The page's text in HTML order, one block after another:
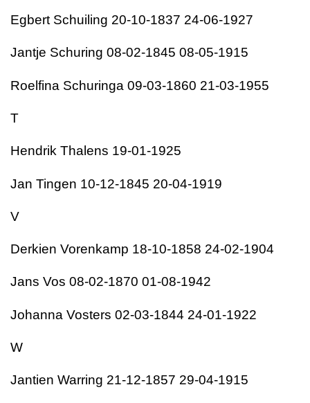
Egbert Schuiling 20-10-1837 24-06-1927
Jantje Schuring 08-02-1845 08-05-1915
Roelfina Schuringa 09-03-1860 21-03-1955
T
Hendrik Thalens 19-01-1925
Jan Tingen 10-12-1845 20-04-1919
V
Derkien Vorenkamp 18-10-1858 24-02-1904
Jans Vos 08-02-1870 01-08-1942
Johanna Vosters 02-03-1844 24-01-1922
W
Jantien Warring 21-12-1857 29-04-1915